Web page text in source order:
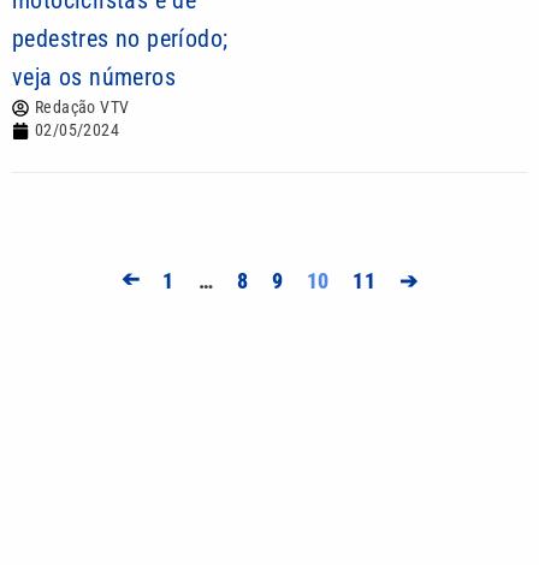
pedestres no período;
veja os números
Redação VTV
02/05/2024
➔ 1 … 8 9 10 11 ➔